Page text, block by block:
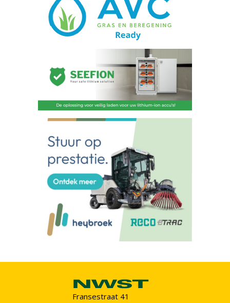
Fransestraat 41